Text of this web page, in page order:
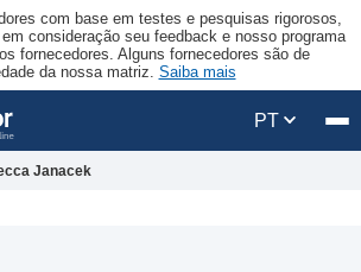
com base em testes e pesquisas rigorosos,
consideração seu feedback e nosso programa
fornecedores. Alguns fornecedores são de
da nossa matriz. Saiba mais
PT
Janacek